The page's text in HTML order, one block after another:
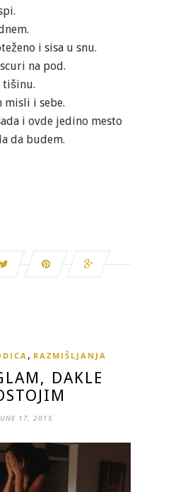
i sisa u snu.
na pod.
tišinu.
misli i sebe.
i ovde jedino mesto
da budem.
, RAZMIŠLJANJA
DAKLE
17, 2015